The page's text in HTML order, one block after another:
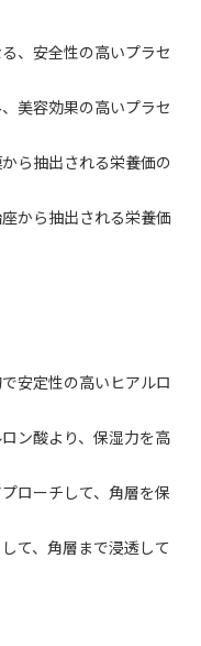
、安全性の高いプラセ
美容効果の高いプラセ
ら抽出される栄養価の
から抽出される栄養価
安定性の高いヒアルロ
ン酸より、保湿力を高
ローチして、角層を保
て、角層まで浸透して